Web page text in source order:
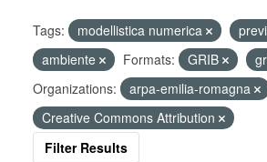
Tags: modellistica numerica
ambiente
Formats: GRIB
Organizations:
arpa-emilia-romagna
Creative Commons Attribution
Filter Results